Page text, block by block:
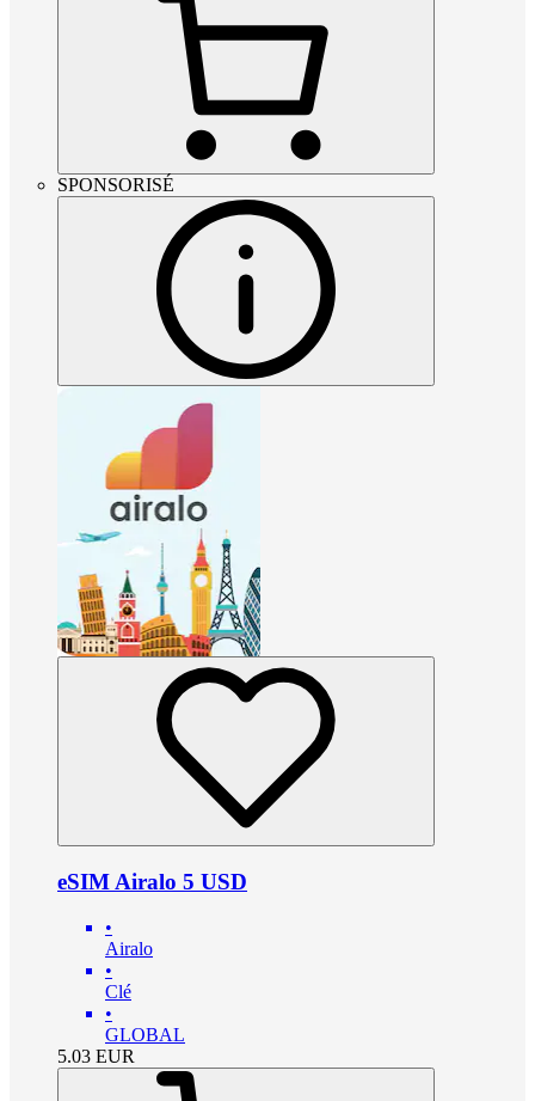
SPONSORISÉ
eSIM Airalo 5 USD
•
Airalo
•
Clé
•
GLOBAL
5.03 EUR